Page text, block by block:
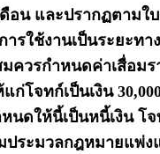
อน และปรากฏตามใ
รใช้งานเป็นระยะทาง
มควรกำหนดค่าเสื่อม
ก่โจทก์เป็นเงิน
นดให้นี้เป็นหนี้เงิน โ
ประมวลกฎหมายแพ่